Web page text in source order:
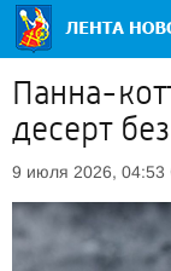
Панна-
десерт
9 июля 2026, 04:53